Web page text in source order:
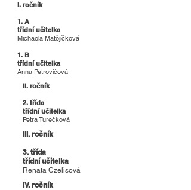
I. ročník
1. A
třídní učitelka
Michaela Matějíčková
1. B
třídní učitelka
Anna Petrovičová
II. ročník
​2. třída
třídní učitelka
Petra Turečková
III. ročník
3. třída
třídní učitelka
Renata Czelisová
IV. ročník